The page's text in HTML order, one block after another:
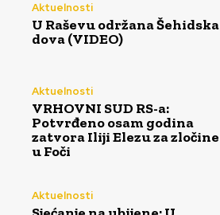
Aktuelnosti
U Raševu održana Šehidska
dova (VIDEO)
Aktuelnosti
VRHOVNI SUD RS-a:
Potvrđeno osam godina
zatvora Iliji Elezu za zločine
u Foči
Aktuelnosti